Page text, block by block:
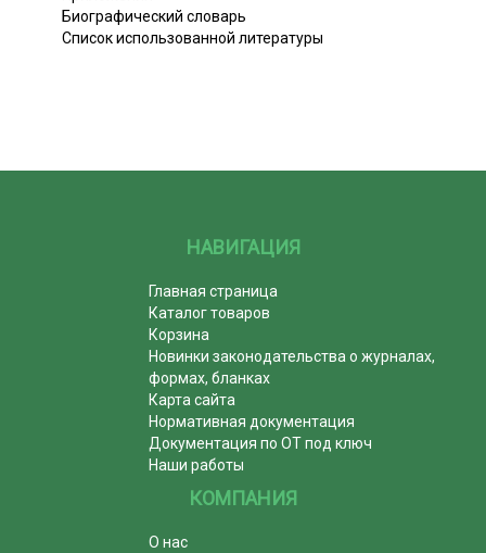
Биографический словарь
Список использованной литературы
НАВИГАЦИЯ
Главная страница
Каталог товаров
Корзина
Новинки законодательства о журналах,
формах, бланках
Карта сайта
Нормативная документация
Документация по ОТ под ключ
Наши работы
КОМПАНИЯ
О нас